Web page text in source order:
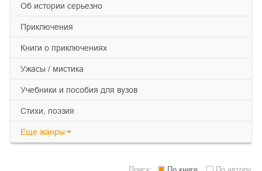
об истории серьезно
приключения
книги о приключениях
ужасы / мистика
учебники и пособия для вузов
cтихи, поэзия
Еще жанры